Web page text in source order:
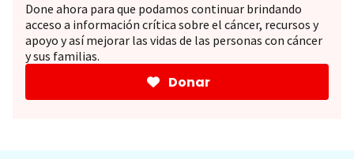
Done ahora para que podamos continuar brindando
acceso a información crítica sobre el cáncer, recursos y
apoyo y así mejorar las vidas de las personas con cáncer
y sus familias.
Donar